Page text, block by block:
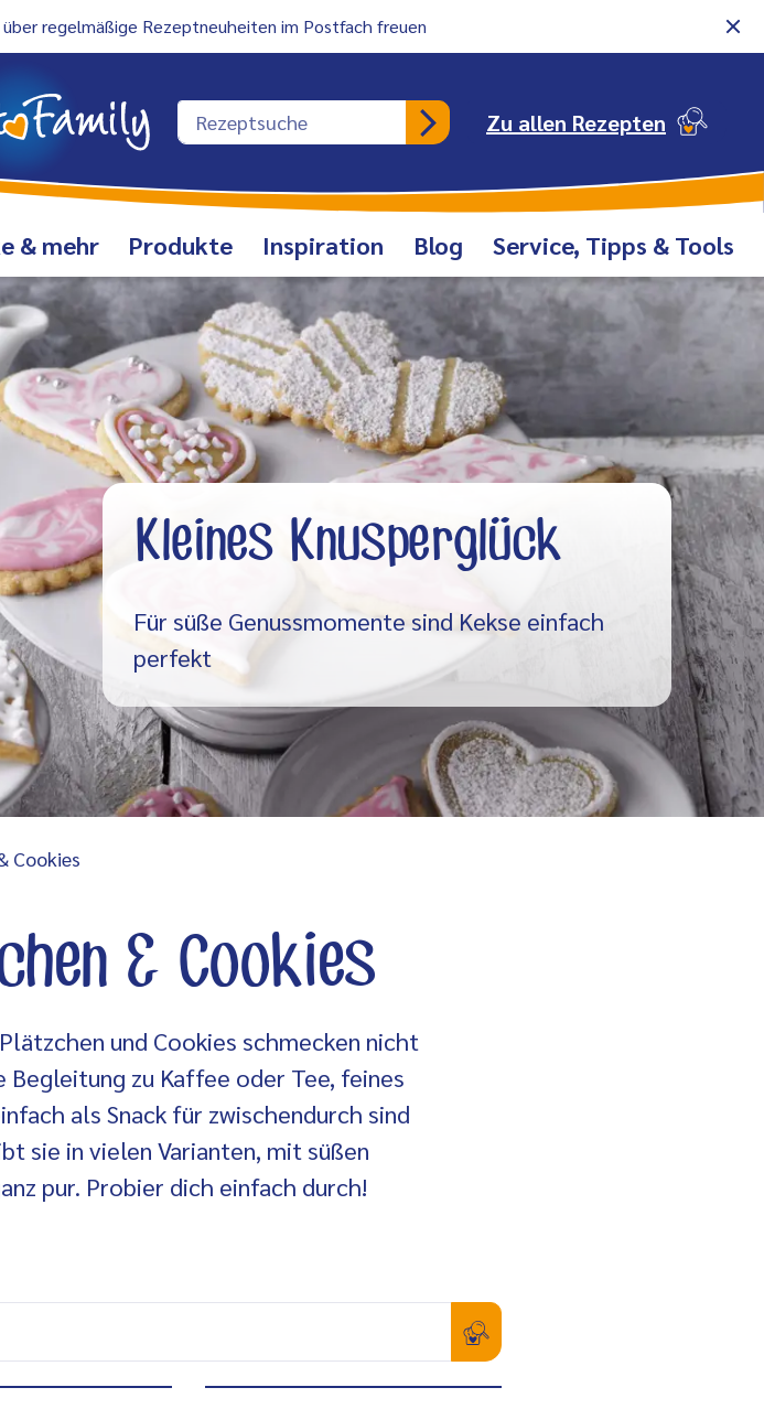
über regelmäßige Rezeptneuheiten im Postfach freuen
Rezeptsuche Zu allen Rezepten
& mehr Produkte Inspiration Blog Service, Tipps & Tools
Kleines Knusperglück
Für süße Genussmomente sind Kekse einfach
perfekt
Cookies
& Cookies
und Cookies schmecken nicht
Begleitung zu Kaffee oder Tee, feines
als Snack für zwischendurch sind
sie in vielen Varianten, mit süßen
pur. Probier dich einfach durch!